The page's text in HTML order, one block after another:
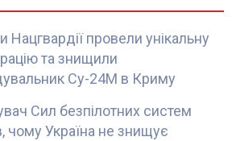
Нацгвардії провели унікальну
та знищили
Су-24М в Криму
Сил безпілотних систем
чому Україна не знищує